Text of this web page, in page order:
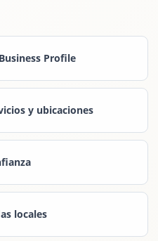
Profile
y ubicaciones
locales